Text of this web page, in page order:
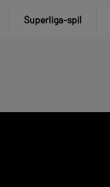
Superliga-spil